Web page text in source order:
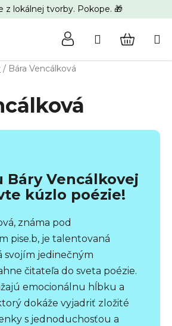
z lokálnej tvorby. Pokope. 🎁
Hľadať
/ Bára Vencálková
Báry Vencálkovej
kúzlo poézie!
známa pod
pise.b, je talentovaná
svojím jedinečným
čitateľa do sveta poézie.
emocionálnu hĺbku a
dokáže vyjadriť zložité
s jednoduchosťou a